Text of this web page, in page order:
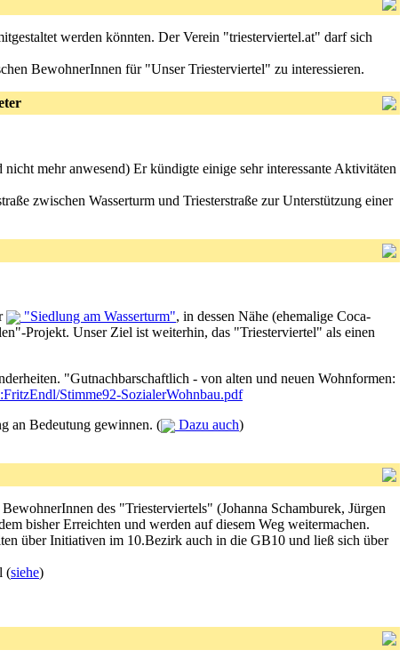
werden könnten. Der Verein "triesterviertel.at" darf sich
BewohnerInnen für "Unser Triesterviertel" zu interessieren.
mehr anwesend) Er kündigte einige sehr interessante Aktivitäten
zwischen Wasserturm und Triesterstraße zur Unterstützung einer
"Siedlung am Wasserturm", in dessen Nähe (ehemalige Coca-
Projekt. Unser Ziel ist weiterhin, das "Triesterviertel" als einen
"Gutnachbarschaftlich - von alten und neuen Wohnformen:
Stimme92-SozialerWohnbau.pdf
an Bedeutung gewinnen. (
Dazu auch)
des "Triesterviertels" (Johanna Schamburek, Jürgen
bisher Erreichten und werden auf diesem Weg weitermachen.
über Initiativen im 10.Bezirk auch in die GB10 und ließ sich über
(siehe)